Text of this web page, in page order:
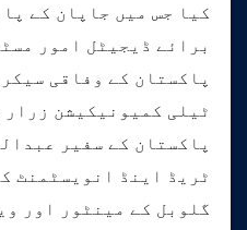
کیا جس میں جاپان کے
برائے ڈیجیٹل امور
پاکستان کے وفاقی
ٹیلی کمیونیکیشن
پاکستان کے سفیر
گلوبل کے مینٹور اور